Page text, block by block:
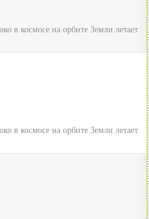
в космосе на орбите Земли летает
в космосе на орбите Земли летает